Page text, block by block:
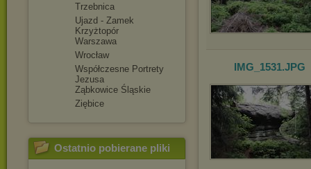
Trzebnica
Ujazd - Zamek
Krzyżtopór
Warszawa
Wrocław
Współczesne Portrety
Jezusa
Ząbkowice Śląskie
Ziębice
Ostatnio pobierane pliki
IMG_1531.JPG